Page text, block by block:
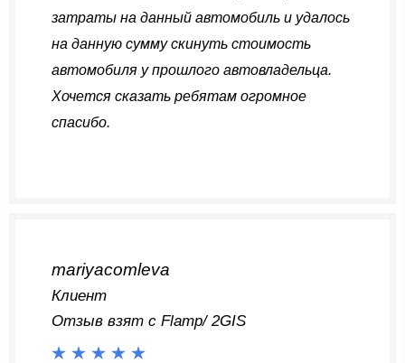
затраты на данный автомобиль и удалось
на данную сумму скинуть стоимость
автомобиля у прошлого автовладельца.
Хочется сказать ребятам огромное
спасибо.
mariyacomleva
Клиент
Отзыв взят с Flamp/ 2GIS